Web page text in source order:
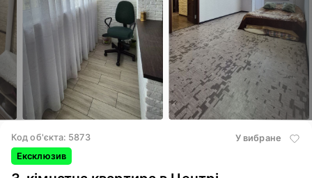
Код об'єкта: 5873
У вибране
Ексклюзив